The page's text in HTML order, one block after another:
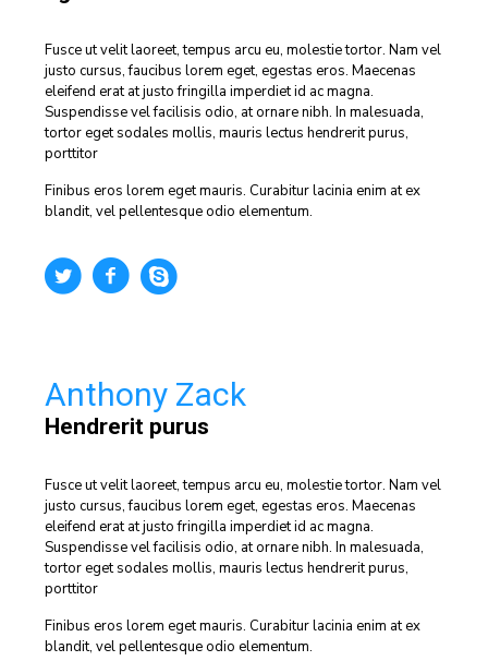
Fusce ut velit laoreet, tempus arcu eu, molestie tortor. Nam vel
justo cursus, faucibus lorem eget, egestas eros. Maecenas
eleifend erat at justo fringilla imperdiet id ac magna.
Suspendisse vel facilisis odio, at ornare nibh. In malesuada,
tortor eget sodales mollis, mauris lectus hendrerit purus,
porttitor
Finibus eros lorem eget mauris. Curabitur lacinia enim at ex
blandit, vel pellentesque odio elementum.
Anthony Zack
Hendrerit purus
Fusce ut velit laoreet, tempus arcu eu, molestie tortor. Nam vel
justo cursus, faucibus lorem eget, egestas eros. Maecenas
eleifend erat at justo fringilla imperdiet id ac magna.
Suspendisse vel facilisis odio, at ornare nibh. In malesuada,
tortor eget sodales mollis, mauris lectus hendrerit purus,
porttitor
Finibus eros lorem eget mauris. Curabitur lacinia enim at ex
blandit, vel pellentesque odio elementum.